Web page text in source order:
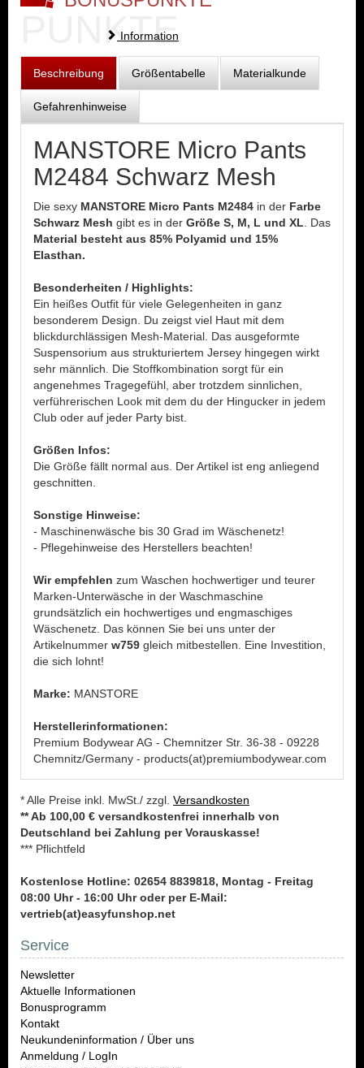
PUNKTE
Information
Beschreibung Größentabelle Materialkunde
Gefahrenhinweise
MANSTORE Micro Pants
M2484 Schwarz Mesh
Die sexy MANSTORE Micro Pants M2484 in der Farbe
Schwarz Mesh gibt es in der Größe S, M, L und XL . Das
Material besteht aus 85% Polyamid und 15%
Elasthan.
Besonderheiten / Highlights:
Ein heißes Outfit für viele Gelegenheiten in ganz
besonderem Design. Du zeigst viel Haut mit dem
blickdurchlässigen Mesh-Material. Das ausgeformte
Suspensorium aus strukturiertem Jersey hingegen wirkt
sehr männlich. Die Stoffkombination sorgt für ein
angenehmes Tragegefühl, aber trotzdem sinnlichen,
verführerischen Look mit dem du der Hingucker in jedem
Club oder auf jeder Party bist.
Größen Infos:
Die Größe fällt normal aus. Der Artikel ist eng anliegend
geschnitten.
Sonstige Hinweise:
- Maschinenwäsche bis 30 Grad im Wäschenetz!
- Pflegehinweise des Herstellers beachten!
Wir empfehlen zum Waschen hochwertiger und teurer
Marken-Unterwäsche in der Waschmaschine
grundsätzlich ein hochwertiges und engmaschiges
Wäschenetz. Das können Sie bei uns unter der
Artikelnummer w759 gleich mitbestellen. Eine Investition,
die sich lohnt!
Marke: MANSTORE
Herstellerinformationen:
Premium Bodywear AG - Chemnitzer Str. 36-38 - 09228
Chemnitz/Germany - products(at)premiumbodywear.com
* Alle Preise inkl. MwSt./ zzgl. Versandkosten
** Ab 100,00 € versandkostenfrei innerhalb von
Deutschland bei Zahlung per Vorauskasse!
*** Pflichtfeld
Kostenlose Hotline: 02654 8839818, Montag - Freitag
08:00 Uhr - 16:00 Uhr oder per E-Mail:
vertrieb(at)easyfunshop.net
Service
Newsletter
Aktuelle Informationen
Bonusprogramm
Kontakt
Neukundeninformation / Über uns
Anmeldung / LogIn